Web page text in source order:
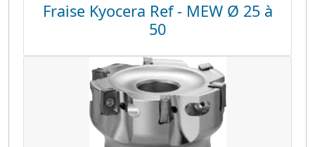
Fraise Kyocera Ref - MEW Ø 25 à
50